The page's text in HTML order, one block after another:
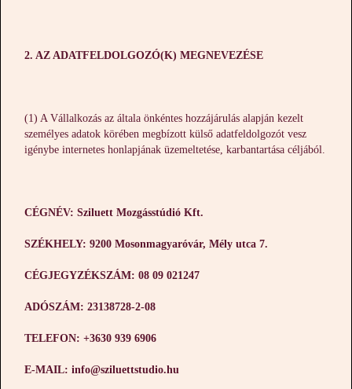
2. AZ ADATFELDOLGOZÓ(K) MEGNEVEZÉSE
(1) A Vállalkozás az általa önkéntes hozzájárulás alapján kezelt
személyes adatok körében megbízott külső adatfeldolgozót vesz
igénybe internetes honlapjának üzemeltetése, karbantartása céljából.
CÉGNÉV: Sziluett Mozgásstúdió Kft.
SZÉKHELY: 9200 Mosonmagyaróvár, Mély utca 7.
CÉGJEGYZÉKSZÁM: 08 09 021247
ADÓSZÁM: 23138728-2-08
TELEFON: +3630 939 6906
E-MAIL: info@sziluettstudio.hu